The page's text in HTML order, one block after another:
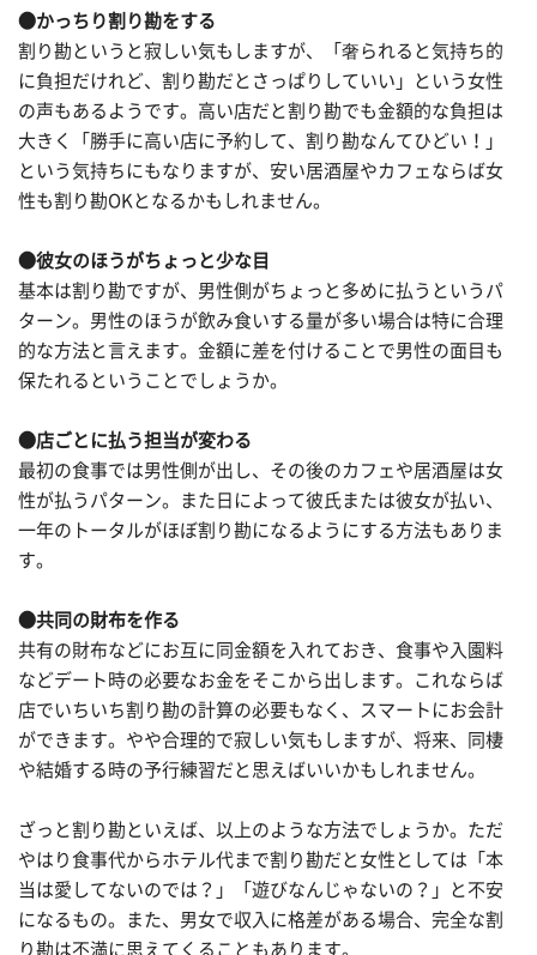
●かっちり割り勘をする
割り勘というと寂しい気もしますが、「奢られると気持ち的
に負担だけれど、割り勘だとさっぱりしていい」という女性
の声もあるようです。高い店だと割り勘でも金額的な負担は
大きく「勝手に高い店に予約して、割り勘なんてひどい！」
という気持ちにもなりますが、安い居酒屋やカフェならば女
性も割り勘OKとなるかもしれません。
●彼女のほうがちょっと少な目
基本は割り勘ですが、男性側がちょっと多めに払うというパ
ターン。男性のほうが飲み食いする量が多い場合は特に合理
的な方法と言えます。金額に差を付けることで男性の面目も
保たれるということでしょうか。
●店ごとに払う担当が変わる
最初の食事では男性側が出し、その後のカフェや居酒屋は女
性が払うパターン。また日によって彼氏または彼女が払い、
一年のトータルがほぼ割り勘になるようにする方法もありま
す。
●共同の財布を作る
共有の財布などにお互に同金額を入れておき、食事や入園料
などデート時の必要なお金をそこから出します。これならば
店でいちいち割り勘の計算の必要もなく、スマートにお会計
ができます。やや合理的で寂しい気もしますが、将来、同棲
や結婚する時の予行練習だと思えばいいかもしれません。
ざっと割り勘といえば、以上のような方法でしょうか。ただ
やはり食事代からホテル代まで割り勘だと女性としては「本
当は愛してないのでは？」「遊びなんじゃないの？」と不安
になるもの。また、男女で収入に格差がある場合、完全な割
り勘は不満に思えてくることもあります。